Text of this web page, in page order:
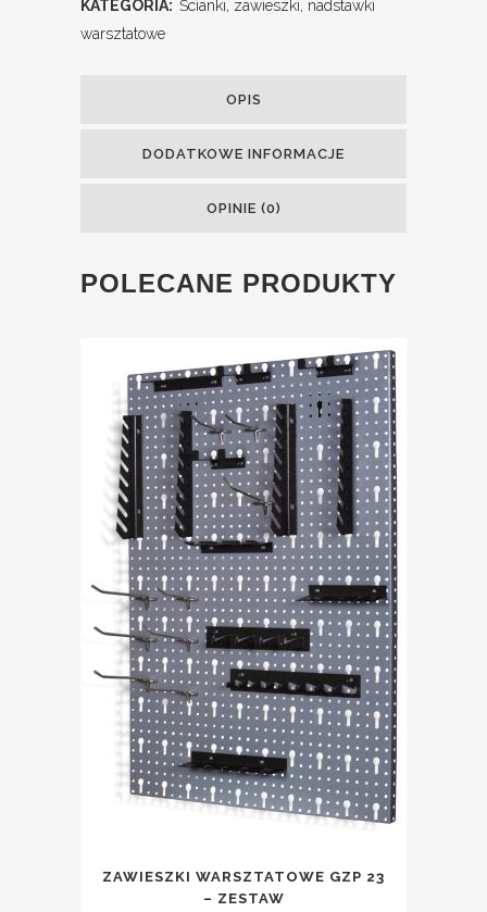
KATEGORIA: Ścianki, zawieszki, nadstawki
warsztatowe
OPIS
DODATKOWE INFORMACJE
OPINIE (0)
POLECANE PRODUKTY
ZAWIESZKI WARSZTATOWE GZP 23
– ZESTAW